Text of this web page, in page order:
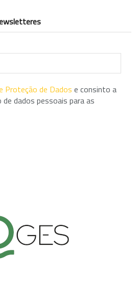
Proteção de Dados e consinto a
dados pessoais para as